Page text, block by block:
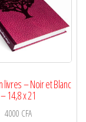
livres – Noir et Blanc
– 14,8 x 21
4000 CFA